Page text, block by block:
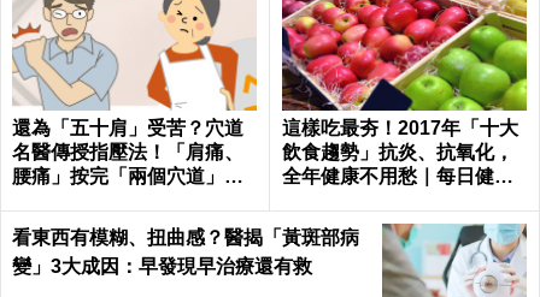
還為「五十肩」受苦？穴道
名醫傳授指壓法！「肩痛、
腰痛」按完「兩個穴道」從
這樣吃最夯！2017年「十大
飲食趨勢」抗炎、抗氧化，
全年健康不用愁｜每日健康
看東西有模糊、扭曲感？醫揭「黃斑部病
變」3大成因：早發現早治療還有救